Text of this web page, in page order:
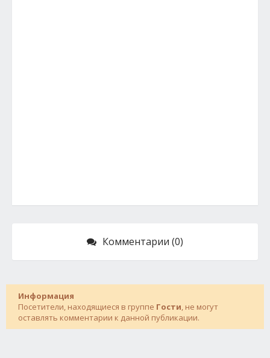
Комментарии (0)
Информация
Посетители, находящиеся в группе Гости , не могут
оставлять комментарии к данной публикации.